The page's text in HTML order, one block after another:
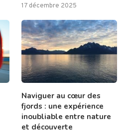
17 décembre 2025
Naviguer au cœur des
fjords : une expérience
inoubliable entre nature
et découverte